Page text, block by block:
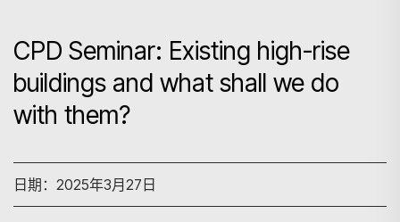
CPD Seminar: Existing high-rise
buildings and what shall we do
with them?
日期：2025年3月27日